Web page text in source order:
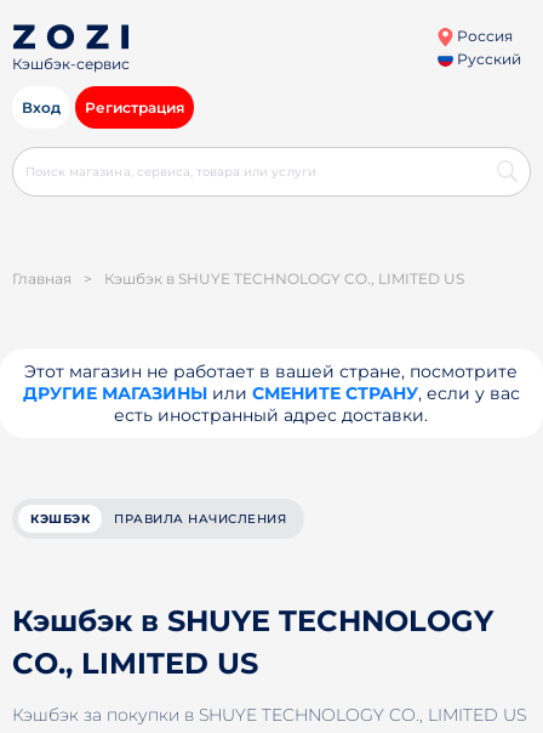
Кэшбэк-сервис
Россия
Русский
Вход Регистрация
Главная > Кэшбэк в SHUYE TECHNOLOGY CO., LIMITED US
Этот магазин не работает в вашей стране, посмотрите
ДРУГИЕ МАГАЗИНЫили СМЕНИТЕ СТРАНУ, если у вас
есть иностранный адрес доставки.
КЭШБЭК ПРАВИЛА НАЧИСЛЕНИЯ
Кэшбэк в SHUYE TECHNOLOGY
CO., LIMITED US
Кэшбэк за покупки в SHUYE TECHNOLOGY CO., LIMITED US